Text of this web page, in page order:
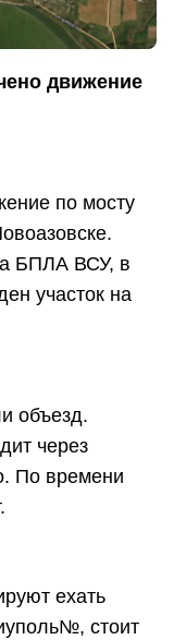
движение
по мосту
БПЛА ВСУ, в
участок на
объезд.
через
По времени
ехать
стоит